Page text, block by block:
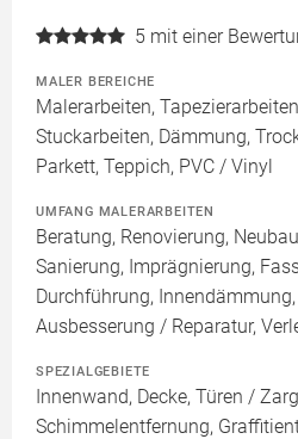
5 mit einer
MALER BEREICHE
Malerarbeiten,
Stuckarbeiten, Dämmung,
Parkett, Teppich, PVC / Vinyl
UMFANG MALERARBEITEN
Beratung, Renovierung,
Sanierung, Imprägnierung,
Durchführung,
Ausbesserung / Reparatur,
SPEZIALGEBIETE
Innenwand, Decke, Türen /
Schimmelentfernung,